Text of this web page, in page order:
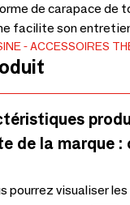
de carapace de
facilite son
ACCESSOIRES
de la marque :
pourrez visualiser